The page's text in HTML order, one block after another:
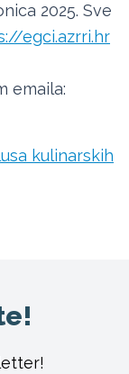
2025. Sve
egci.azrri.hr
emaila:
kulinarskih